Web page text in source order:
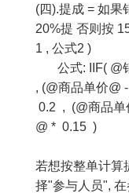
(四).提成 = 如果
20%提 否则按
1 , 公式2 )
公式: IIF( @
, (@商品单价@
0.2 , (@商品单
@ * 0.15 )
若想按整单计算
择"参与人员",